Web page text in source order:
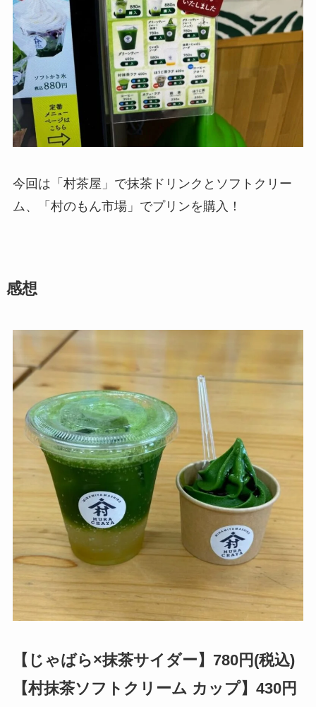
今回は「村茶屋」で抹茶ドリンクとソフトクリー
ム、「村のもん市場」でプリンを購入！
感想
【じゃばら×抹茶サイダー】780円(税込)
【村抹茶ソフトクリーム カップ】430円